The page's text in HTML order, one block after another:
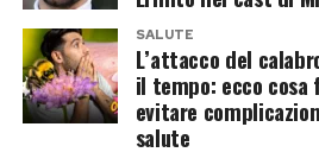
nello stesso anno dalla
Rodríguez.
Nel 2022 è arrivata anche
SALUTE
L’attacco del
il tempo: ecco
evitare
salute